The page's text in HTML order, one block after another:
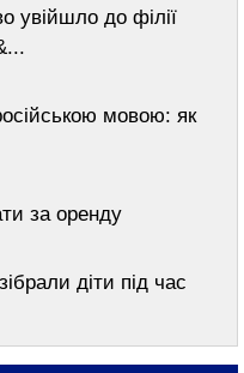
увійшло до філії
мовою: як
за оренду
діти під час